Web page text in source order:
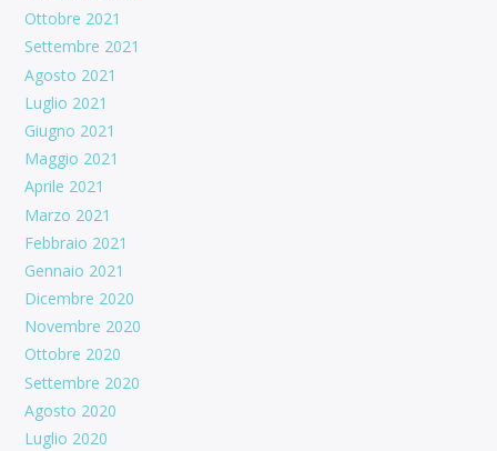
Ottobre 2021
Settembre 2021
Agosto 2021
Luglio 2021
Giugno 2021
Maggio 2021
Aprile 2021
Marzo 2021
Febbraio 2021
Gennaio 2021
Dicembre 2020
Novembre 2020
Ottobre 2020
Settembre 2020
Agosto 2020
Luglio 2020